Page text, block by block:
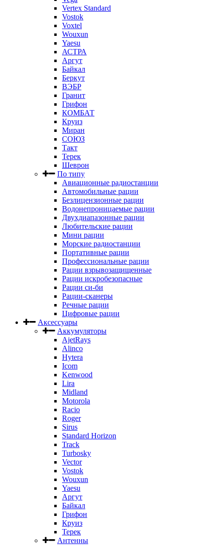
Vertex Standard
Vostok
Voxtel
Wouxun
Yaesu
АСТРА
Аргут
Байкал
Беркут
ВЭБР
Гранит
Грифон
КОМБАТ
Круиз
Миран
СОЮЗ
Такт
Терек
Шеврон
По типу
Авиационные радиостанции
Автомобильные рации
Безлицензионные рации
Водонепроницаемые рации
Двухдиапазонные рации
Любительские рации
Мини рации
Морские радиостанции
Портативные рации
Профессиональные рации
Рации взрывозащищенные
Рации искробезопасные
Рации си-би
Рации-сканеры
Речные рации
Цифровые рации
Аксессуары
Аккумуляторы
AjetRays
Alinco
Hytera
Icom
Kenwood
Lira
Midland
Motorola
Racio
Roger
Sirus
Standard Horizon
Track
Turbosky
Vector
Vostok
Wouxun
Yaesu
Аргут
Байкал
Грифон
Круиз
Терек
Антенны